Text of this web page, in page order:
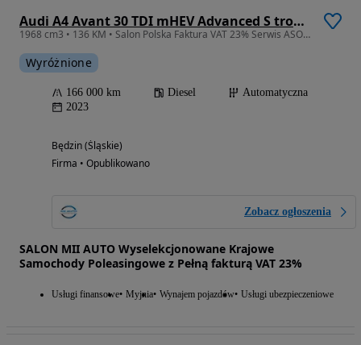
Audi A4 Avant 30 TDI mHEV Advanced S tronic
1968 cm3 • 136 KM • Salon Polska Faktura VAT 23% Serwis ASO Bezwypadkowy I WŁAŚCICIEL
Wyróżnione
166 000 km Diesel
Automatyczna
2023
Będzin (Śląskie)
Firma • Opublikowano
Zobacz ogłoszenia
SALON MII AUTO Wyselekcjonowane Krajowe
Samochody Poleasingowe z Pełną fakturą VAT 23%
Usługi finansowe Myjnia Wynajem pojazdów Usługi ubezpieczeniowe